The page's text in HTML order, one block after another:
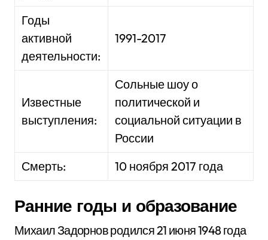
Годы
активной
деятельности:
1991-2017
Известные
выступления:
Сольные шоу о
политической и
социальной ситуации в
России
Смерть:
10 ноября 2017 года
Ранние годы и образование
Михаил Задорнов родился 21 июня 1948 года